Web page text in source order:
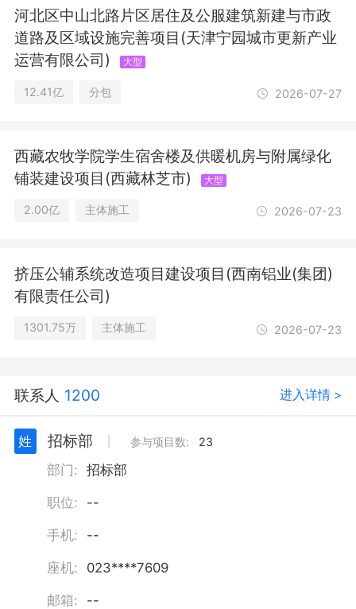
停车场服务，餐饮管理（除依法须经批
准的项目外，凭营业执照依法自主开展
经营活动）
河北区中山北路片区居住及公服建筑新建与市政
道路及区域设施完善项目(天津宁园城市更新产业
运营有限公司)
大型
12.41亿 分包 2026-07-27
西藏农牧学院学生宿舍楼及供暖机房与附属绿化
铺装建设项目(西藏林芝市)
大型
2.00亿 主体施工 2026-07-23
挤压公辅系统改造项目建设项目(西南铝业(集团)
有限责任公司)
1301.75万 主体施工 2026-07-23
联系人 1200 进入详情 >
姓 招标部 参与项目数: 23
部门: 招标部
职位: --
手机: --
座机: 023****7609
邮箱: --